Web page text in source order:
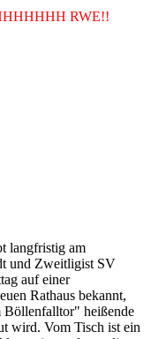
RWE!!
langfristig am
und Zweitligist SV
auf einer
Rathaus bekannt,
Böllenfalltor" heißende
wird. Vom Tisch ist ein